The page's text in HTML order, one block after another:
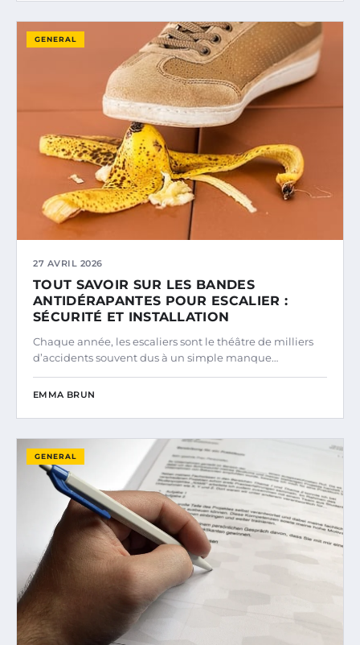
GENERAL
27 AVRIL 2026
TOUT SAVOIR SUR LES BANDES
ANTIDÉRAPANTES POUR ESCALIER :
SÉCURITÉ ET INSTALLATION
Chaque année, les escaliers sont le théâtre de milliers
d’accidents souvent dus à un simple manque…
EMMA BRUN
GENERAL